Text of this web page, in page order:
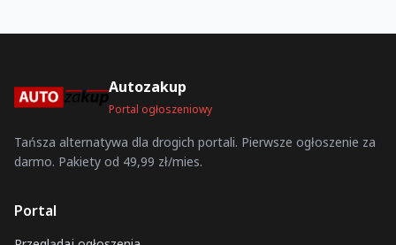
Autozakup
Portal ogłoszeniowy
Tańsza alternatywa dla drogich portali. Pierwsze ogłoszenie za
darmo. Pakiety od 49,99 zł/mies.
Portal